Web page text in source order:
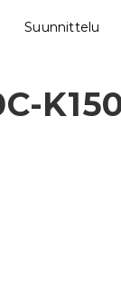
Suunnittelu